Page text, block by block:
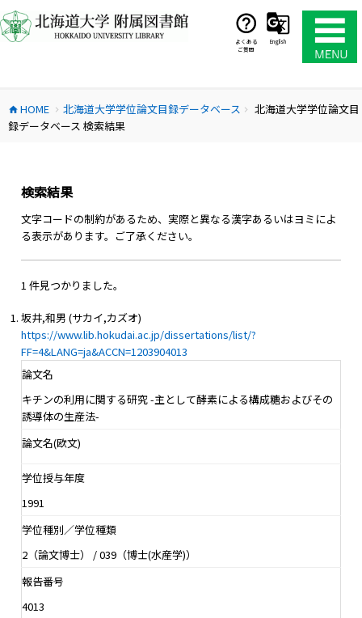
ン
テ
ス
キ
よくある
ご質問
English
home HOME chevron_right 北海道大学学位論文目録データベース chevron_right
北海道大学学位論文目
録データベース 検索結果
検索結果
文字コードの制約があるため、実際と異なる漢字あるいはヨミによ
る表示があります。ご了承ください。
1 件見つかりました。
坂井,和男 (サカイ,カズオ)
https://www.lib.hokudai.ac.jp/dissertations/list/?
FF=4&LANG=ja&ACCN=1203904013
論文名
キチンの利用に関する研究 -主として酵素による構成糖およびその
誘導体の生産法-
論文名(欧文)
学位授与年度
1991
学位種別／学位種類
2（論文博士） / 039（博士(水産学)）
報告番号
4013